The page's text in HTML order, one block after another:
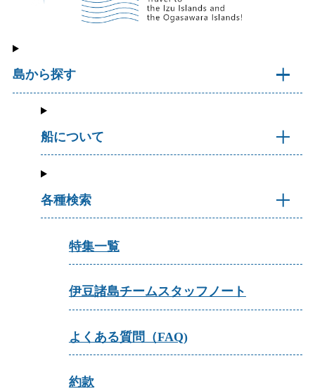
島から探す
船について
各種検索
特集一覧
伊豆諸島チームスタッフノート
よくある質問（FAQ)
約款